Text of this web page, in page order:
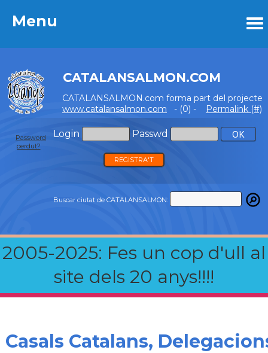
Menu
CATALANSALMON.COM
CATALANSALMON.com forma part del projecte
www.catalansalmon.com - (0) - Permalink (#)
Login Passwd
Password
perdut?
REGISTRA'T
Buscar ciutat de CATALANSALMON:
2005-2025: Fes un cop d'ull al
site dels 20 anys!!!!
Menu
Casals Catalans,